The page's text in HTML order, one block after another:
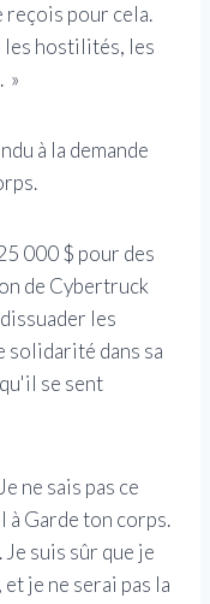
reçois pour cela.
les hostilités, les
»
à la demande
000 $ pour des
de Cybertruck
les
dans sa
se sent
ne sais pas ce
à Garde ton corps.
suis sûr que je
je ne serai pas la